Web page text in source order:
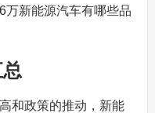
万新能源汽车有哪些品
和政策的推动，新能